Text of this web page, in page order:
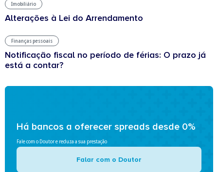
Imobiliário
Alterações à Lei do Arrendamento
Finanças pessoais
Notificação fiscal no período de férias: O prazo já
está a contar?
Há bancos a oferecer spreads desde 0%
Fale com o Doutor e reduza a sua prestação
Falar com o Doutor